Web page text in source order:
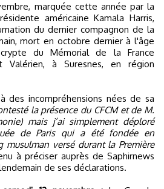
marquée cette année par la
américaine Kamala Harris,
du dernier compagnon de la
mort en octobre dernier à l'âge
du Mémorial de la France
Valérien, à Suresnes, en région
des incompréhensions nées de sa
la présence du CFCM et de M.
mais j’ai simplement déploré
de Paris qui a été fondée en
musulman versé durant la Première
à préciser auprès de Saphirnews
de ses déclarations.